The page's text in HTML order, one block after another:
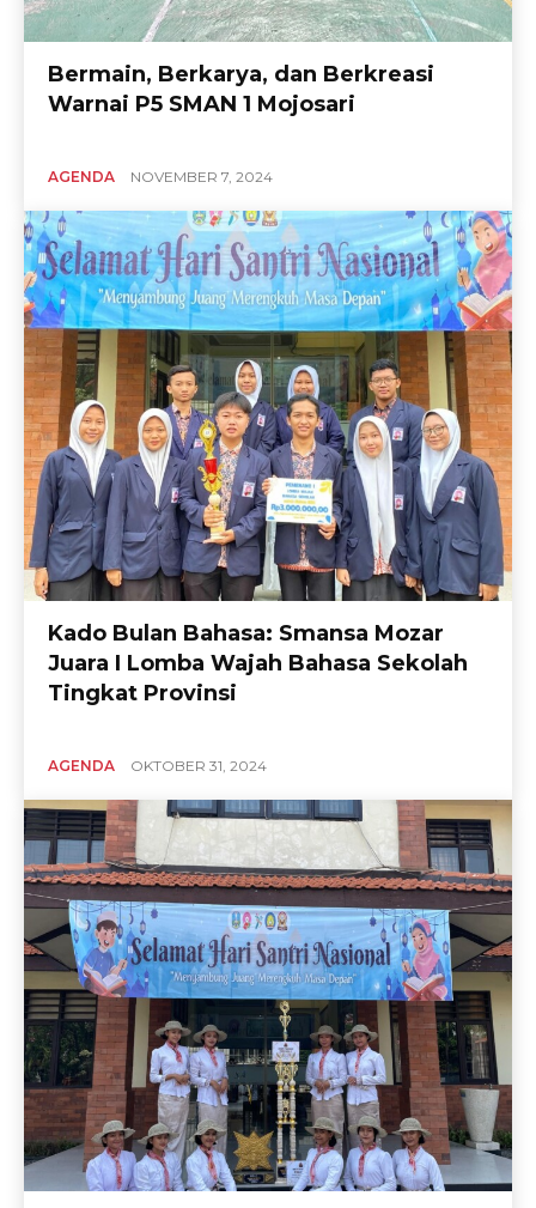
Bermain, Berkarya, dan Berkreasi
Warnai P5 SMAN 1 Mojosari
AGENDA NOVEMBER 7, 2024
Kado Bulan Bahasa: Smansa Mozar
Juara I Lomba Wajah Bahasa Sekolah
Tingkat Provinsi
AGENDA OKTOBER 31, 2024